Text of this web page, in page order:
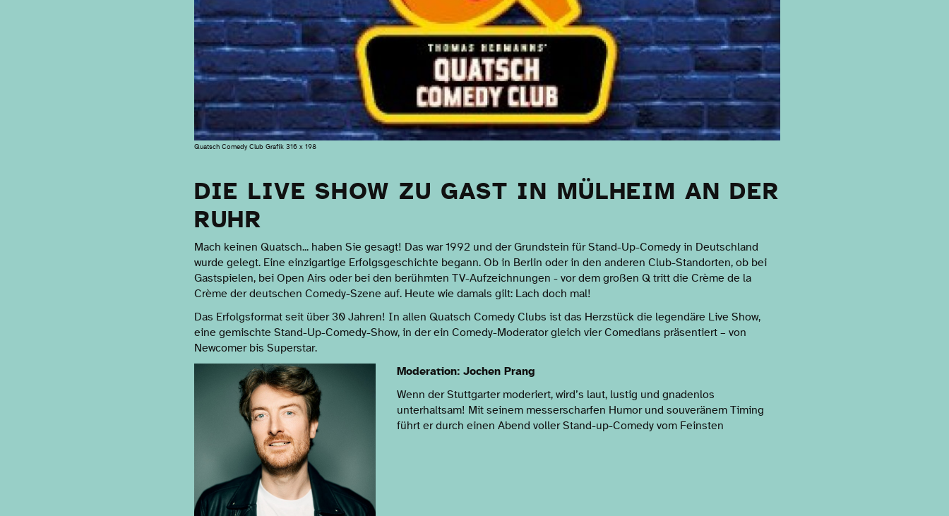
Quatsch Comedy Club Grafik 316 x 198
DIE LIVE SHOW ZU GAST IN MÜLHEIM AN DER
RUHR
Mach keinen Quatsch... haben Sie gesagt! Das war 1992 und der Grundstein für Stand-Up-Comedy in Deutschland
wurde gelegt. Eine einzigartige Erfolgsgeschichte begann. Ob in Berlin oder in den anderen Club-Standorten, ob bei
Gastspielen, bei Open Airs oder bei den berühmten TV-Aufzeichnungen - vor dem großen Q tritt die Crème de la
Crème der deutschen Comedy-Szene auf. Heute wie damals gilt: Lach doch mal!
Das Erfolgsformat seit über 30 Jahren! In allen Quatsch Comedy Clubs ist das Herzstück die legendäre Live Show,
eine gemischte Stand-Up-Comedy-Show, in der ein Comedy-Moderator gleich vier Comedians präsentiert – von
Newcomer bis Superstar.
Moderation: Jochen Prang
Wenn der Stuttgarter moderiert, wird’s laut, lustig und gnadenlos
unterhaltsam! Mit seinem messerscharfen Humor und souveränem Timing
führt er durch einen Abend voller Stand-up-Comedy vom Feinsten